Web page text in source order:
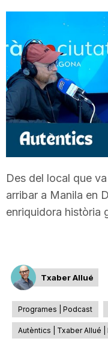
d
e
r
a
Des del local que
arribar a Manila en
enriquidora història
Txaber Allué
Programes | Podcast
Autèntics | Txaber Allué